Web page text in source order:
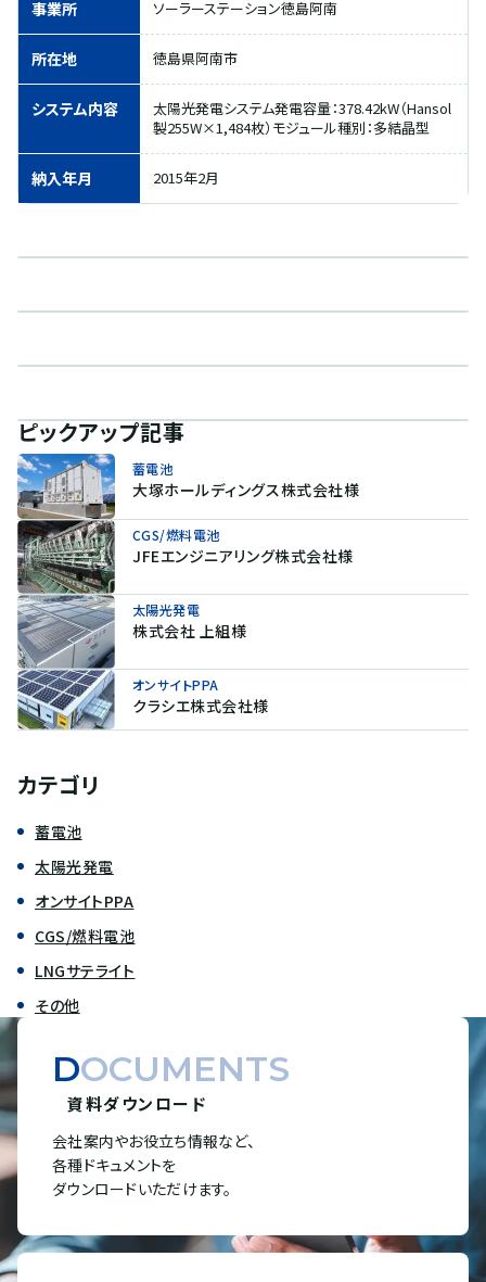
事業所 ソーラーステーション徳島阿南
所在地 徳島県阿南市
システム内容
太陽光発電システム発電容量：378.42kW（Hansol
製255W×1,484枚）モジュール種別：多結晶型
納入年月 2015年2月
ピックアップ記事
蓄電池
大塚ホールディングス株式会社様
CGS/燃料電池
JFEエンジニアリング株式会社様
太陽光発電
株式会社 上組様
オンサイトPPA
クラシエ株式会社様
カテゴリ
蓄電池
太陽光発電
オンサイトPPA
CGS/燃料電池
LNGサテライト
その他
DOCUMENTS
資料ダウンロード
会社案内やお役立ち情報など、
各種ドキュメントを
ダウンロードいただけます。